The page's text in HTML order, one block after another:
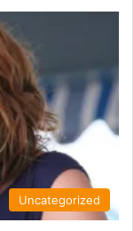
Uncategorized